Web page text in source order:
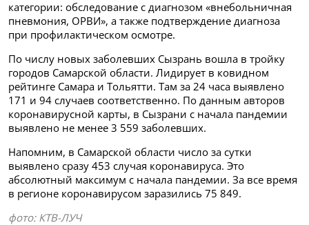
категории: обследование с диагнозом «внебольничная
пневмония, ОРВИ», а также подтверждение диагноза
при профилактическом осмотре.
По числу новых заболевших Сызрань вошла в тройку
городов Самарской области. Лидирует в ковидном
рейтинге Самара и Тольятти. Там за 24 часа выявлено
171 и 94 случаев соответственно. По данным авторов
коронавирусной карты, в Сызрани с начала пандемии
выявлено не менее 3 559 заболевших.
Напомним, в Самарской области число за сутки
выявлено сразу 453 случая коронавируса. Это
абсолютный максимум с начала пандемии. За все время
в регионе коронавирусом заразились 75 849.
фото: КТВ-ЛУЧ